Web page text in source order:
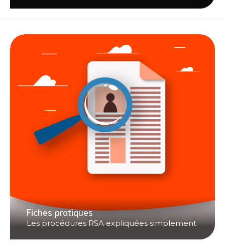
Fiches pratiques
Les procédures RSA expliquées simplement